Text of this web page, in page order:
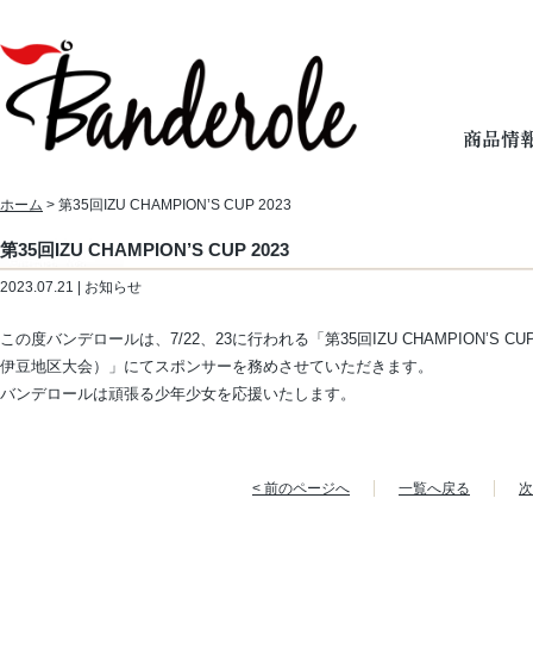
ホーム > 第35回IZU CHAMPION’S CUP 2023
第35回IZU CHAMPION’S CUP 2023
2023.07.21 | お知らせ
この度バンデロールは、7/22、23に行われる「第35回IZU CHAMPION’S
伊豆地区大会）」にてスポンサーを務めさせていただきます。
バンデロールは頑張る少年少女を応援いたします。
< 前のページへ 一覧へ戻る